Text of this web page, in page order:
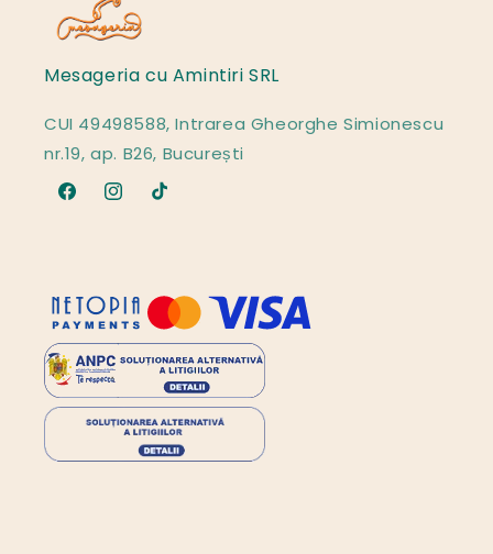
Mesageria cu Amintiri SRL
CUI 49498588, Intrarea Gheorghe Simionescu
nr.19, ap. B26, București
FacebookInstagram
TikTok